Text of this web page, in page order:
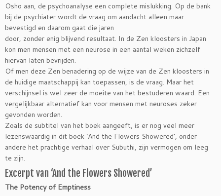
Osho aan, de psychoanalyse een complete mislukking. Op de bank
bij de psychiater wordt de vraag om aandacht alleen maar
bevestigd en daarom gaat die jaren
door, zonder enig blijvend resultaat. In de Zen kloosters in Japan
kon men mensen met een neurose in een aantal weken zichzelf
hiervan laten bevrijden.
Of men deze Zen benadering op de wijze van de Zen kloosters in
de huidige maatschappij kan toepassen, is de vraag. Maar het
verschijnsel is wel zeer de moeite van het bestuderen waard. Een
vergelijkbaar alternatief kan voor mensen met neuroses zeker
gevonden worden.
Zoals de subtitel van het boek aangeeft, is er nog veel meer
lezenswaardig in dit boek ‘And the Flowers Showered’, onder
andere het prachtige verhaal over Subuthi, zijn vermogen om leeg
te zijn.
Excerpt van ‘And the Flowers Showered’
The Potency of Emptiness